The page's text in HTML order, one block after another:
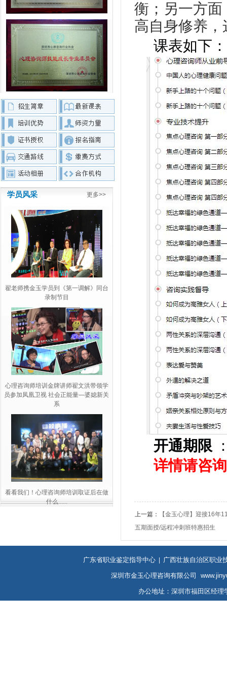
学员风采 更多>>
翟老师携金玉学员到《第一调解》同台
录制节目
心理咨询师培训金牌讲师翟文洪带领学
员参加凤凰卫视 社会正能量—婆媳新关
系
看看我们！心理咨询师培训取证后在做
什么......
衡；另一方
高自身修养
课表如下：
开通期限
详情请咨
上一篇：
【金玉心理】迎接16年
五期面授/远程冲刺班特惠招生
广东省职业鉴定指导中心 广西壮族自治区职业
深圳市金玉心理咨询有限公司
办公地址：深圳市福田区经